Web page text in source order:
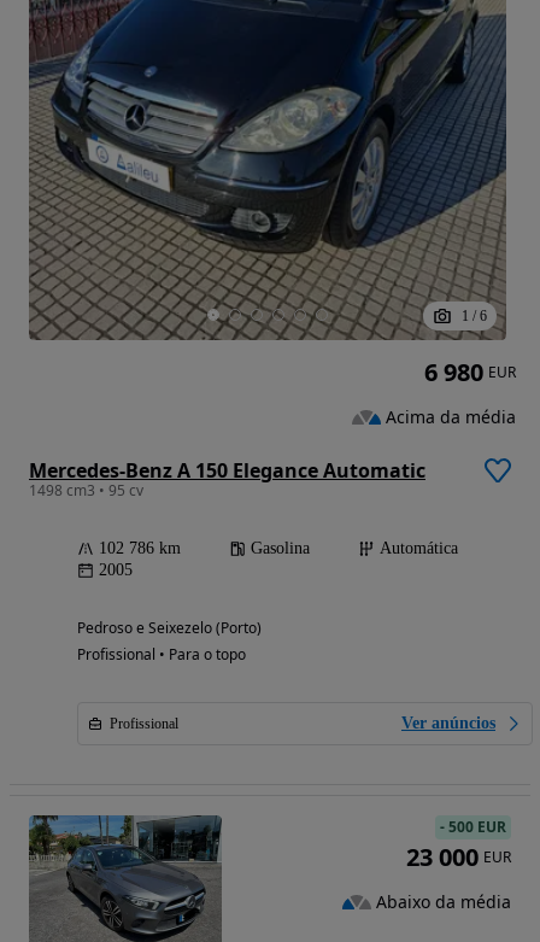
1 / 6
Mercedes-Benz A 150 Elegance Automatic
1498 cm3 • 95 cv
102 786 km Gasolina
Automática
2005
Pedroso e Seixezelo (Porto)
Profissional • Para o topo
Profissional Ver anúncios
6 980 EUR
Acima da média
-500 EUR
23 000 EUR
Abaixo da média